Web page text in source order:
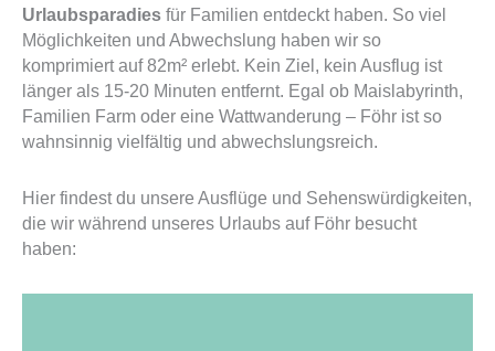
Urlaubsparadies für Familien entdeckt haben. So viel
Möglichkeiten und Abwechslung haben wir so
komprimiert auf 82m² erlebt. Kein Ziel, kein Ausflug ist
länger als 15-20 Minuten entfernt. Egal ob Maislabyrinth,
Familien Farm oder eine Wattwanderung – Föhr ist so
wahnsinnig vielfältig und abwechslungsreich.
Hier findest du unsere Ausflüge und Sehenswürdigkeiten,
die wir während unseres Urlaubs auf Föhr besucht
haben: